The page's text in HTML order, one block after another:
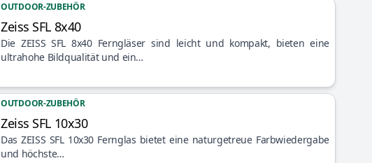
OUTDOOR-ZUBEHÖR
Zeiss SFL 8x40
Die ZEISS SFL 8x40 Ferngläser sind leicht und kompakt, bieten eine
ultrahohe Bildqualität und ein…
OUTDOOR-ZUBEHÖR
Zeiss SFL 10x30
Das ZEISS SFL 10x30 Fernglas bietet eine naturgetreue Farbwiedergabe
und höchste…